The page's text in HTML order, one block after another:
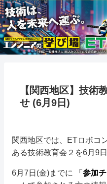
【関西地区】技術
せ (6月9日)
関西地区では、ETロボコ
ある技術教育会２を6月9
6月7日(金)までに 「 参加